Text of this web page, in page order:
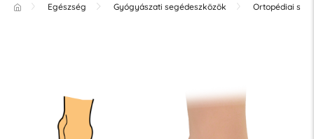
Egészség Gyógyászati segédeszközök Ortopédiai